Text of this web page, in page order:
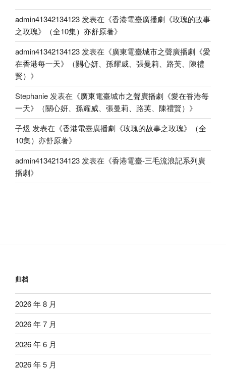
admin41342134123发表在《香港電臺廣播劇《玫瑰的故事
之玫瑰》（全10集）亦舒原著》
admin41342134123发表在《廣東電臺城市之聲廣播劇《愛
在香港每一天》（關心妍、孫耀威、張曼莉、路芙、陳禮
賢） 》
Stephanie发表在《廣東電臺城市之聲廣播劇《愛在香港每
一天》（關心妍、孫耀威、張曼莉、路芙、陳禮賢） 》
子煜 发表在《香港電臺廣播劇《玫瑰的故事之玫瑰》（全
10集）亦舒原著》
admin41342134123发表在《香港電臺-三毛流浪記系列廣
播劇》
归档
2026 年 8 月
2026 年 7 月
2026 年 6 月
2026 年 5 月